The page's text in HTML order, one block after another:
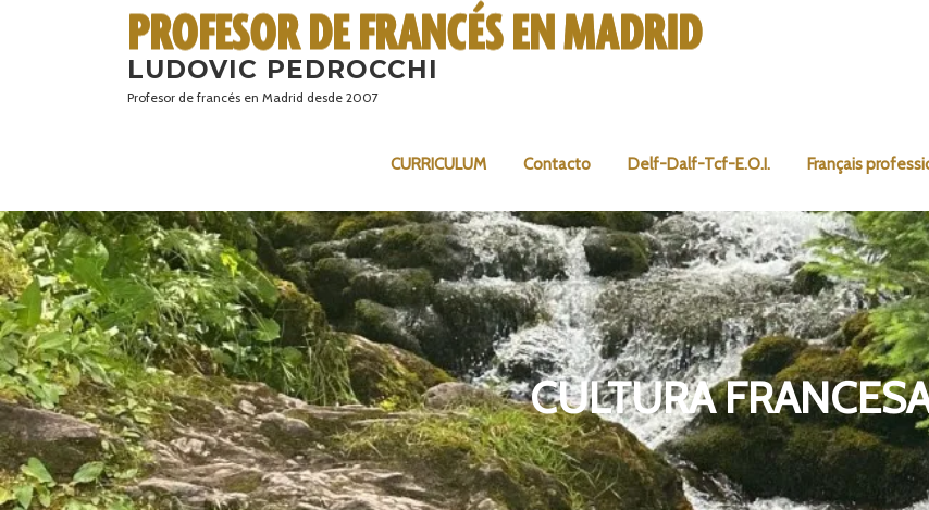
LUDOVIC PEDROCCHI
Profesor de francés en Madrid desde 2007
CURRICULUM Contacto Delf-Dalf-Tcf-E.O.I. Français
CULTURA